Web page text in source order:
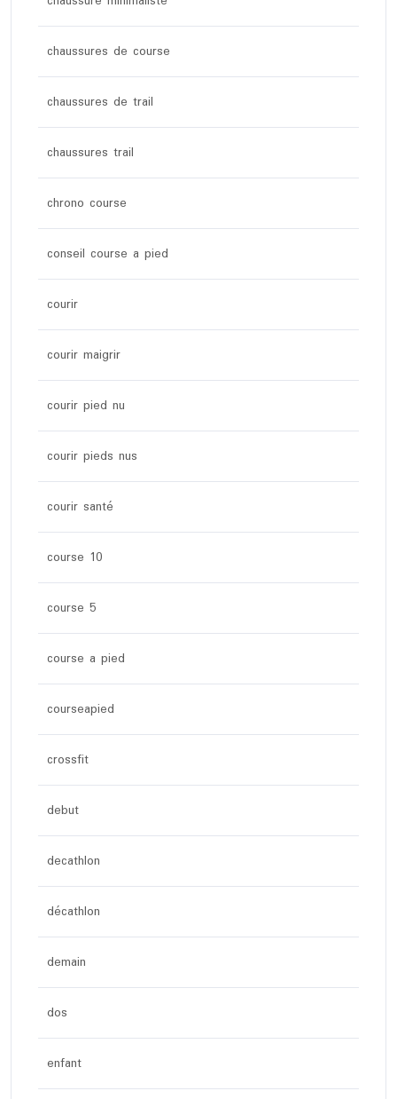
chaussures de course
chaussures de trail
chaussures trail
chrono course
conseil course a pied
courir
courir maigrir
courir pied nu
courir pieds nus
courir santé
course 10
course 5
course a pied
courseapied
crossfit
debut
decathlon
décathlon
demain
dos
enfant